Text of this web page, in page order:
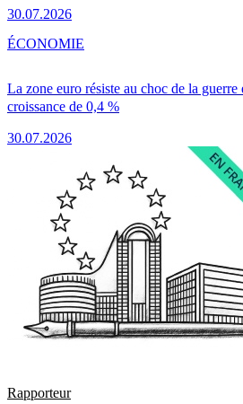
30.07.2026
La zone euro résiste au choc de la
croissance de 0,4 %
30.07.2026
ÉCONOMIE
Rapporteur